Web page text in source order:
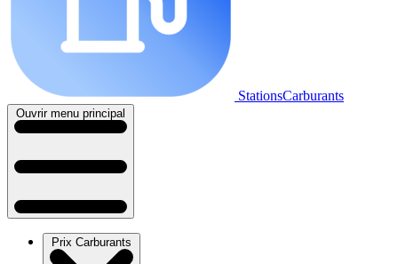
StationsCarburants
Ouvrir menu principal
Prix Carburants